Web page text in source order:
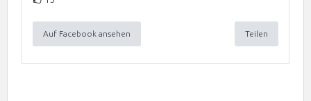
Auf Facebook ansehen Teilen